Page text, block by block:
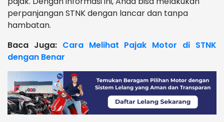
perpanjangan STNK dengan lancar dan tanpa
hambatan.
Baca Juga:Cara Melihat Pajak Motor di STNK
dengan Benar